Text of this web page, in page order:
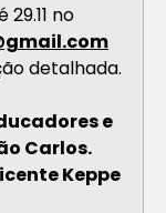
no
detalhada.
e
Carlos.
Keppe